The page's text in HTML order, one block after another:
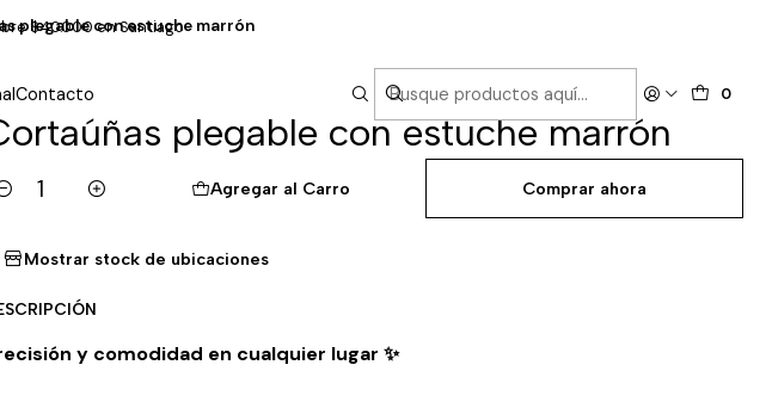
Contacto 0
$40.000 en Santiago
plegable con estuche marrón
plegable con estuche marrón
Agregar al Carro Comprar ahora
Mostrar stock de ubicaciones
y comodidad en cualquier lugar ✨